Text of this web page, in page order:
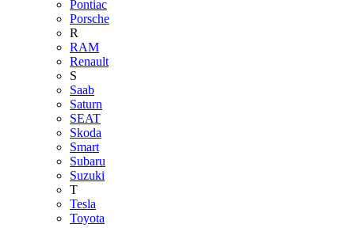
Pontiac
Porsche
R
RAM
Renault
S
Saab
Saturn
SEAT
Skoda
Smart
Subaru
Suzuki
T
Tesla
Toyota